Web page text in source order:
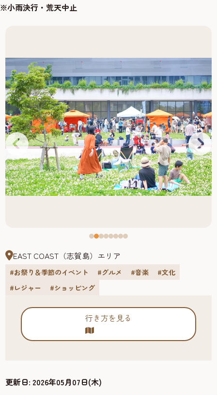
※小雨決行・荒天中止
EAST COAST（志賀島）エリア
#お祭り＆季節のイベント #グルメ #音楽
#文化
#レジャー
#ショッピング
行き方を見る
更新日:2026年05月07日(木)